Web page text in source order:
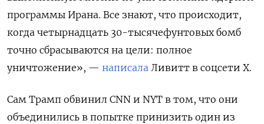
программы Ирана. Все знают, что происходит,
когда четырнадцать 30-тысячефунтовых бомб
точно сбрасываются на цели: полное
уничтожение», — написала Ливитт в соцсети Х.
Сам Трамп обвинил CNN и NYT в том, что они
объединились в попытке принизить один из